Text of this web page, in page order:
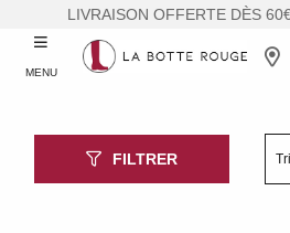
LIVRAISON OFFERTE DÈS
MENU
FILTRER